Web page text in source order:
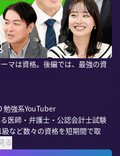
マは資格。後編では、最強の資
勉強系YouTuber
医師・弁護士・公認会計士試験
など数々の資格を短期間で取
る